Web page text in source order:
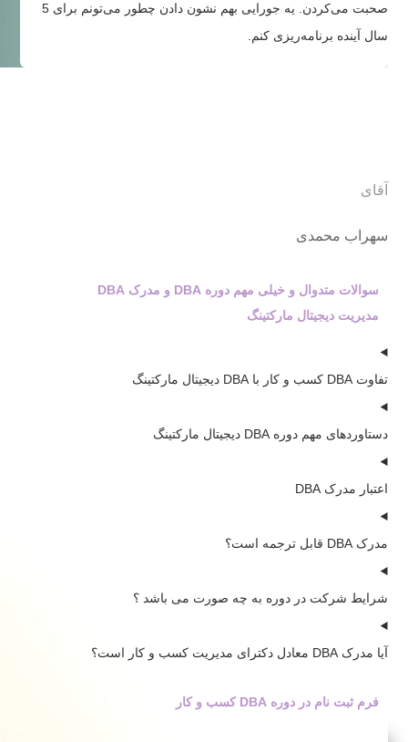
صحبت می‌کردن. یه جورایی بهم نشون دادن چطور می‌تونم برای 5
سال آینده برنامه‌ریزی کنم.
آقای
سهراب محمدی
سوالات متدوال و خیلی مهم دوره DBA و مدرک DBA
مدیریت دیجیتال مارکتینگ
تفاوت DBA کسب و کار با DBA دیجیتال مارکتینگ
دستاوردهای مهم دوره DBA دیجیتال مارکتینگ
اعتبار مدرک DBA
مدرک DBA قابل ترجمه است؟
شرایط شرکت در دوره به چه صورت می باشد ؟
آیا مدرک DBA معادل دکترای مدیریت کسب و کار است؟
فرم ثبت نام در دوره DBA کسب و کار